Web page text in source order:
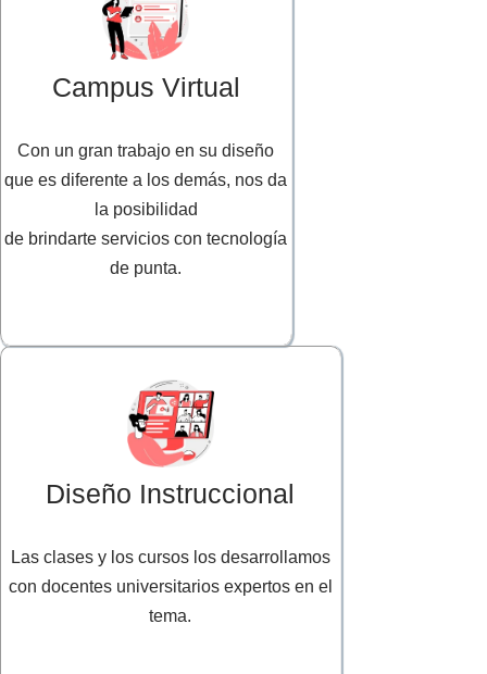
Campus Virtual
Con un gran trabajo en su diseño
que es diferente a los demás, nos da
la posibilidad
de brindarte servicios con tecnología
de punta.
Diseño Instruccional
Las clases y los cursos los desarrollamos
con docentes universitarios expertos en el
tema.